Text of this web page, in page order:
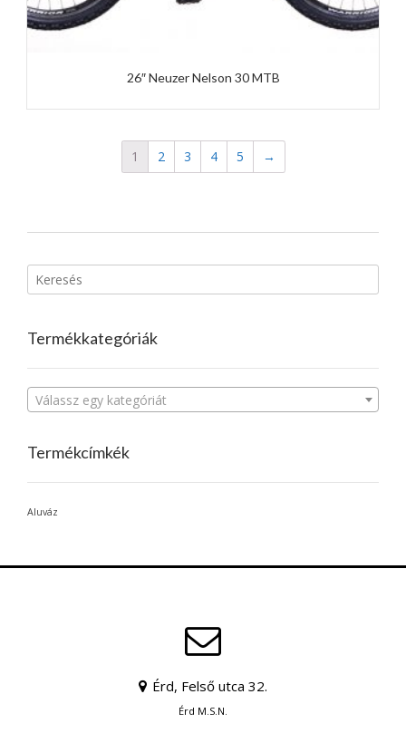
26″ Neuzer Nelson 30 MTB
1 2 3 4 5 →
Termékkategóriák
Válassz egy kategóriát
Termékcímkék
Aluváz
Érd, Felső utca 32.
Érd M.S.N.